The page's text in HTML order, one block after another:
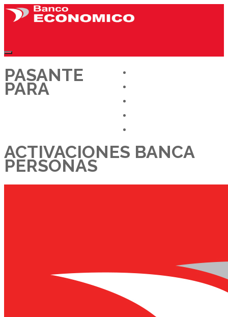
PASANTE
PARA
ACTIVACIONES BANCA
PERSONAS